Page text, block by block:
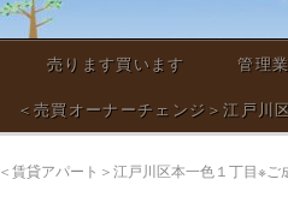
売ります買います 管理
＜売買オーナーチェンジ＞江戸川
＜賃貸アパート＞江戸川区本一色１丁目※ご